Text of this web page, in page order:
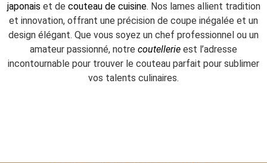
japonais et de couteau de cuisine. Nos lames allient tradition
et innovation, offrant une précision de coupe inégalée et un
design élégant. Que vous soyez un chef professionnel ou un
amateur passionné, notre coutellerie est l’adresse
incontournable pour trouver le couteau parfait pour sublimer
vos talents culinaires.